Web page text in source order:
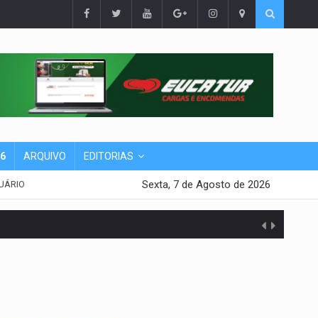
ARQUIVO EDITORIAS
Sexta, 7 de Agosto de 2026